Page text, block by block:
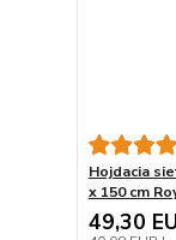
Hojdacia
x 150 cm
49,30